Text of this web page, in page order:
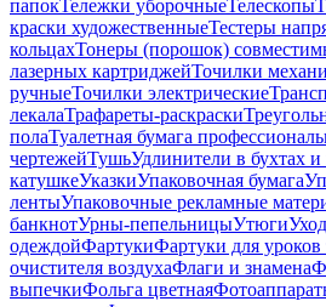
папокТележки уборочныеТелескопы
краски художественныеТестеры
кольцахТонеры (порошок)
лазерных картриджейТочилки
ручныеТочилки электрические
лекалаТрафареты-раскраски
полаТуалетная бумага
чертежейТушьУдлинители в бухтах и
катушкеУказкиУпаковочная бумага
лентыУпаковочные рекламные
банкнотУрны-пепельницыУтюги
одеждойФартукиФартуки для уроков
очистителя воздухаФлаги и знамена
выпечкиФольга цветная